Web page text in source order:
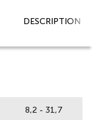
DESCRIPTION
8,2 - 31,7